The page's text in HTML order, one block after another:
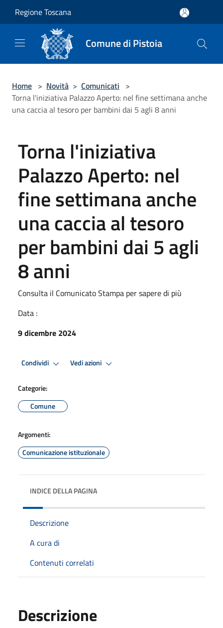
Regione Toscana
Comune di Pistoia
Home > Novità > Comunicati >
Torna l'iniziativa Palazzo Aperto: nel fine settimana anche
una caccia al tesoro per bambini dai 5 agli 8 anni
Torna l'iniziativa
Palazzo Aperto: nel
fine settimana anche
una caccia al tesoro
per bambini dai 5 agli
8 anni
Consulta il Comunicato Stampa per sapere di più
Data :
9 dicembre 2024
Condividi Vedi azioni
Categorie:
Comune
Argomenti:
Comunicazione istituzionale
INDICE DELLA PAGINA
Descrizione
A cura di
Contenuti correlati
Descrizione